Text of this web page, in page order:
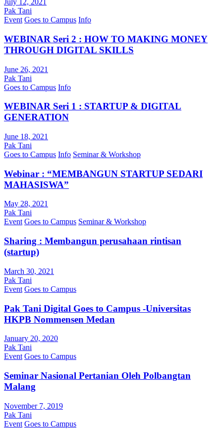
July 12, 2021
Pak Tani
Event Goes to Campus Info
WEBINAR Seri 2 : HOW TO MAKING MONEY
THROUGH DIGITAL SKILLS
June 26, 2021
Pak Tani
Goes to Campus Info
WEBINAR Seri 1 : STARTUP & DIGITAL
GENERATION
June 18, 2021
Pak Tani
Goes to Campus Info Seminar & Workshop
Webinar : “MEMBANGUN STARTUP SEDARI
MAHASISWA”
May 28, 2021
Pak Tani
Event Goes to Campus Seminar & Workshop
Sharing : Membangun perusahaan rintisan
(startup)
March 30, 2021
Pak Tani
Event Goes to Campus
Pak Tani Digital Goes to Campus -Universitas
HKPB Nommensen Medan
January 20, 2020
Pak Tani
Event Goes to Campus
Seminar Nasional Pertanian Oleh Polbangtan
Malang
November 7, 2019
Pak Tani
Event Goes to Campus